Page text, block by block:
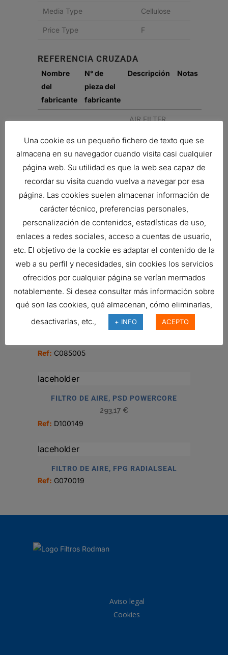
Media Type Cellulose
Price Type F
REFERENCIA CRUZADA
Nombre
del
fabricante
N° de
pieza del
fabricante
Descripción Notas
AIR FILTER,
ROUND
AIR FILTER,
PRIMARY
Related products
ENSAMBLE PURIFICADOR DE AIRE
Ref:G080492
FILTRO HIDRÁULICO, CARTUCHO DT
Ref: C085005
FILTRO DE AIRE, PSD POWERCORE
293,17 €
Ref: D100149
FILTRO DE AIRE, FPG RADIALSEAL
Ref: G070019
Aviso legal
Cookies
Una cookie es un pequeño fichero de texto que se
almacena en su navegador cuando visita casi cualquier
página web. Su utilidad es que la web sea capaz de
recordar su visita cuando vuelva a navegar por esa
página. Las cookies suelen almacenar información de
carácter técnico, preferencias personales,
personalización de contenidos, estadísticas de uso,
enlaces a redes sociales, acceso a cuentas de usuario,
etc. El objetivo de la cookie es adaptar el contenido de la
web a su perfil y necesidades, sin cookies los servicios
ofrecidos por cualquier página se verían mermados
notablemente. Si desea consultar más información sobre
qué son las cookies, qué almacenan, cómo eliminarlas,
desactivarlas, etc.,
+ INFO ACEPTO